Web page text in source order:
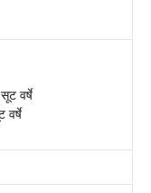
वर्षे